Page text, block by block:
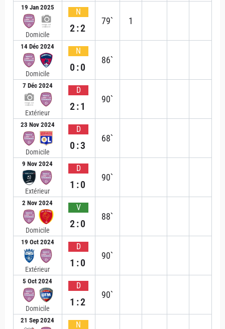
19 Jan 2025
Domicile
N
2:2
79` 1
14 Déc 2024
Domicile
N
0:0
86`
7 Déc 2024
Extérieur
D
2:1
90`
23 Nov 2024
Domicile
D
0:3
68`
9 Nov 2024
Extérieur
D
1:0
90`
2 Nov 2024
Domicile
V
2:0
88`
19 Oct 2024
Extérieur
D
1:0
90`
5 Oct 2024
Domicile
D
1:2
90`
21 Sep 2024 N